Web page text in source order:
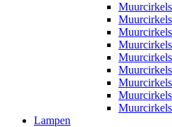
Lampen